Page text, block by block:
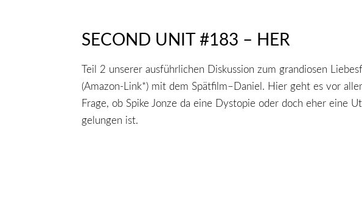
SECOND UNIT #183 – HER
Teil 2 unserer ausführlichen Diskussion zum grandiosen
(Amazon-Link*) mit dem Spätfilm–Daniel. Hier geht es vor
Frage, ob Spike Jonze da eine Dystopie oder doch eher eine
gelungen ist.